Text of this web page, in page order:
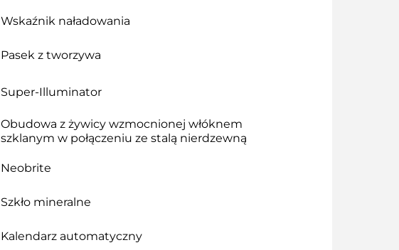
Wskaźnik naładowania
Pasek z tworzywa
Super-Illuminator
Obudowa z żywicy wzmocnionej włóknem
szklanym w połączeniu ze stalą nierdzewną
Neobrite
Szkło mineralne
Kalendarz automatyczny